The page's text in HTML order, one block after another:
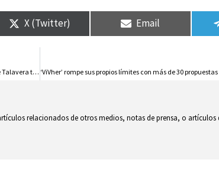
X (Twitter) Email
CCOO Consigue Importantes Avances en el Transporte Urbano de Talavera tras Intensa Lucha y Presión
relacionados de otros medios, notas de prensa, o artículos